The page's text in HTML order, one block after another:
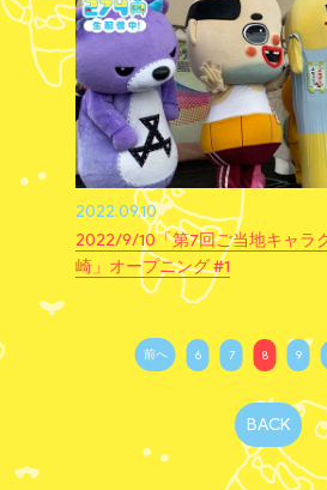
2022.09.10
2022/9/10「第7回ご当地キャラ
崎」オープニング #1
前へ 6 7 8 9
BACK